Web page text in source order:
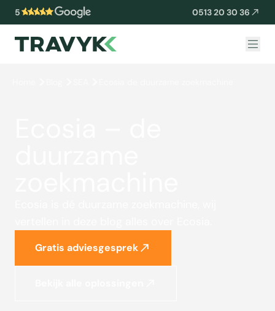
5 0513 20 30 36
Gratis adviesgesprek